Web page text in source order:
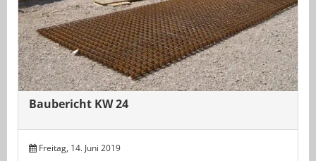
Baubericht KW 24
Freitag, 14. Juni 2019